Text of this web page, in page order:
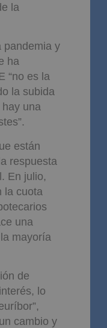
la
pandemia y
ha
“no es la
la subida
hay una
están
respuesta
En julio,
la cuota
una
mayoría
de
lo
cambio y